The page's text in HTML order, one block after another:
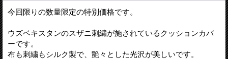
今回限りの数量限定の特別価格です。
ウズベキスタンのスザニ刺繍が施されているクッションカバ
ーです。
布も刺繍もシルク製で、艶々とした光沢が美しいです。